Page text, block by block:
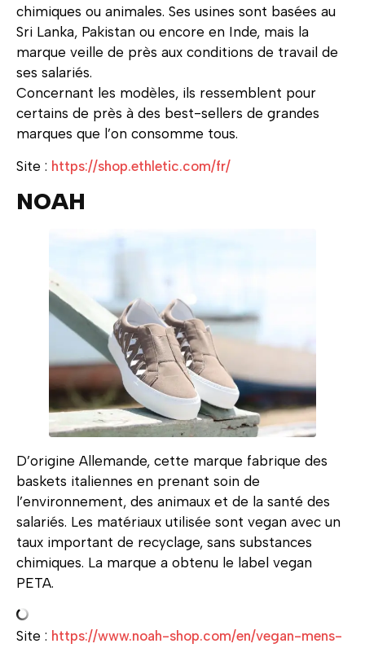
chimiques ou animales. Ses usines sont basées au
Sri Lanka, Pakistan ou encore en Inde, mais la
marque veille de près aux conditions de travail de
ses salariés.
Concernant les modèles, ils ressemblent pour
certains de près à des best-sellers de grandes
marques que l’on consomme tous.
Site : https://shop.ethletic.com/fr/
NOAH
D’origine Allemande, cette marque fabrique des
baskets italiennes en prenant soin de
l’environnement, des animaux et de la santé des
salariés. Les matériaux utilisée sont vegan avec un
taux important de recyclage, sans substances
chimiques. La marque a obtenu le label vegan
PETA.
Site : https://www.noah-shop.com/en/vegan-mens-